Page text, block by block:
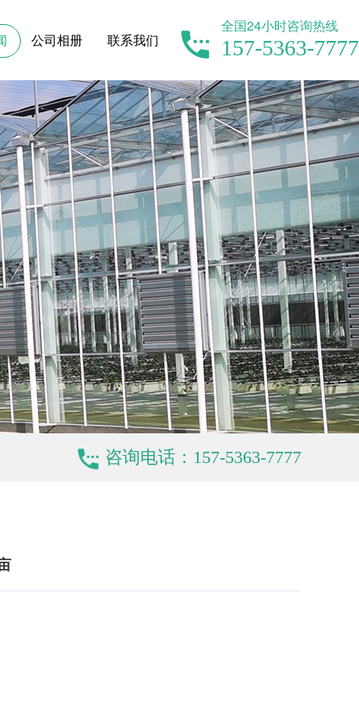
全国24小时咨询热线
157-5363-7777
公司相册 联系我们
咨询电话：157-5363-7777